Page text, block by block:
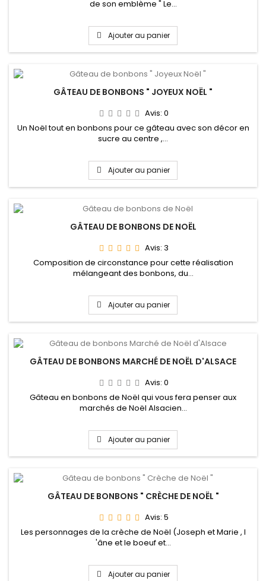
de son emblème " Le...
Ajouter au panier
GÂTEAU DE BONBONS " JOYEUX NOËL "
Avis: 0
Un Noël tout en bonbons pour ce gâteau avec son décor en
sucre au centre ,...
Ajouter au panier
GÂTEAU DE BONBONS DE NOËL
Avis: 3
Composition de circonstance pour cette réalisation
mélangeant des bonbons, du...
Ajouter au panier
GÂTEAU DE BONBONS MARCHÉ DE NOËL D'ALSACE
Avis: 0
Gâteau en bonbons de Noël qui vous fera penser aux
marchés de Noël Alsacien...
Ajouter au panier
GÂTEAU DE BONBONS " CRÈCHE DE NOËL "
Avis: 5
Les personnages de la crèche de Noël (Joseph et Marie , l
'âne et le boeuf et...
Ajouter au panier